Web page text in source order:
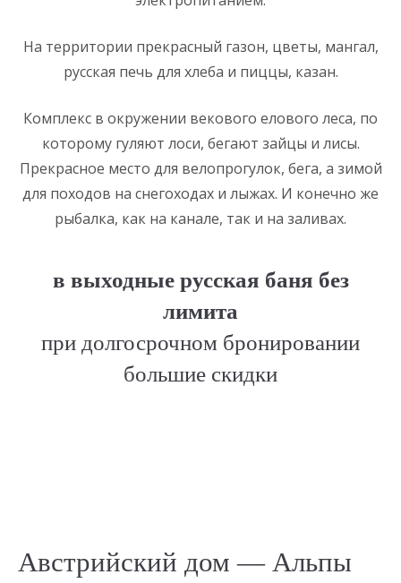
На территории прекрасный газон, цветы, мангал,
русская печь для хлеба и пиццы, казан.
Комплекс в окружении векового елового леса, по
которому гуляют лоси, бегают зайцы и лисы.
Прекрасное место для велопрогулок, бега, а зимой
для походов на снегоходах и лыжах. И конечно же
рыбалка, как на канале, так и на заливах.
в выходные русская баня без
лимита
при долгосрочном бронировании
большие скидки
Австрийский дом — Альпы